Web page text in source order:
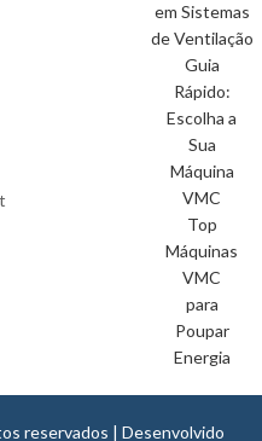
em Sistemas
de Ventilação
Guia
Rápido:
Escolha a
Sua
Máquina
VMC
Top
Máquinas
VMC
para
Poupar
Energia
reservados | Desenvolvido